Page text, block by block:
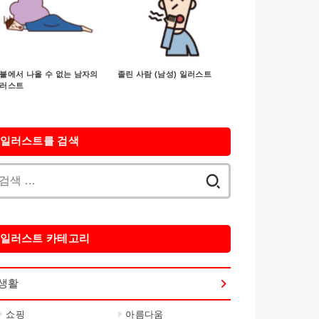
에서 나올 수 없는 남자의
스트
졸린 사람 (남성) 일러스트
일러스트를 검색
일러스트 카테고리
활
쇼핑 아름다움